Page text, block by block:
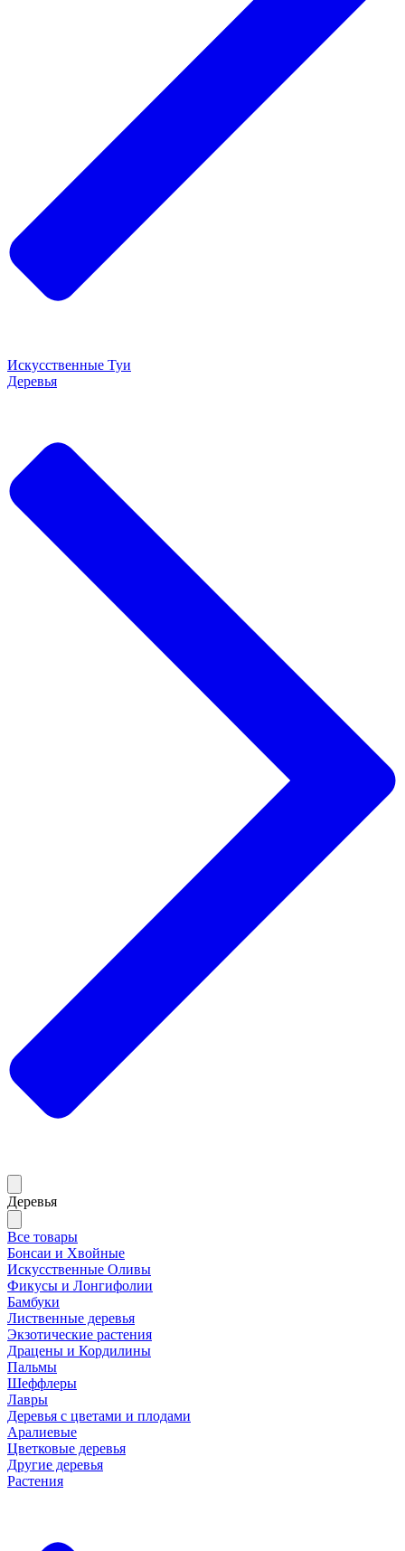
Искусственные Туи
Деревья
Деревья
Все товары
Бонсаи и Хвойные
Искусственные Оливы
Фикусы и Лонгифолии
Бамбуки
Лиственные деревья
Экзотические растения
Драцены и Кордилины
Пальмы
Шеффлеры
Лавры
Деревья с цветами и плодами
Аралиевые
Цветковые деревья
Другие деревья
Растения